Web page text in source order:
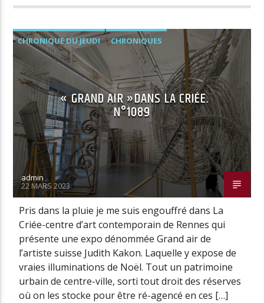
CHRONIQUE DU JEUDI CHRONIQUES
« GRAND AIR »DANS LA CRIÉE.
N°1089
admin
22 MARS 2023
Pris dans la pluie je me suis engouffré dans La
Criée-centre d’art contemporain de Rennes qui
présente une expo dénommée Grand air de
l’artiste suisse Judith Kakon. Laquelle y expose de
vraies illuminations de Noël. Tout un patrimoine
urbain de centre-ville, sorti tout droit des réserves
où on les stocke pour être ré-agencé en ces […]